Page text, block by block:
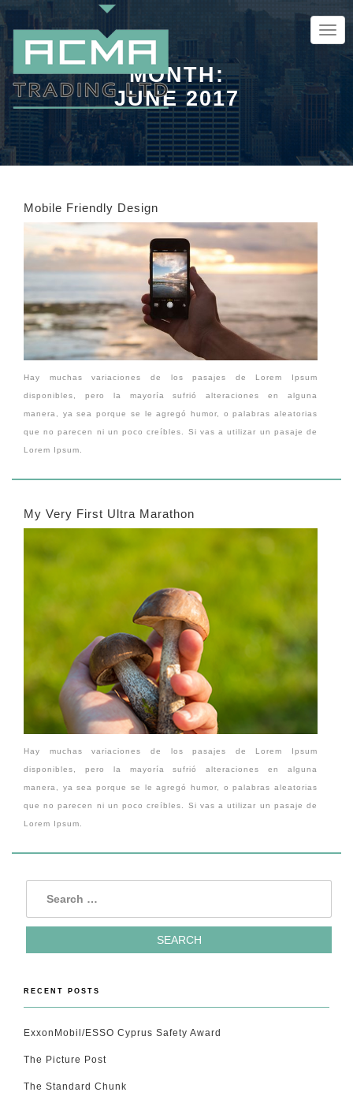
MONTH:
JUNE 2017
Mobile Friendly Design
Hay muchas variaciones de los pasajes de Lorem Ipsum
disponibles, pero la mayoría sufrió alteraciones en alguna
manera, ya sea porque se le agregó humor, o palabras aleatorias
que no parecen ni un poco creíbles. Si vas a utilizar un pasaje de
Lorem Ipsum.
My Very First Ultra Marathon
Hay muchas variaciones de los pasajes de Lorem Ipsum
disponibles, pero la mayoría sufrió alteraciones en alguna
manera, ya sea porque se le agregó humor, o palabras aleatorias
que no parecen ni un poco creíbles. Si vas a utilizar un pasaje de
Lorem Ipsum.
RECENT POSTS
ExxonMobil/ESSO Cyprus Safety Award
The Picture Post
The Standard Chunk